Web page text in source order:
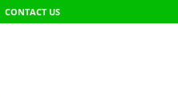
CONTACT US